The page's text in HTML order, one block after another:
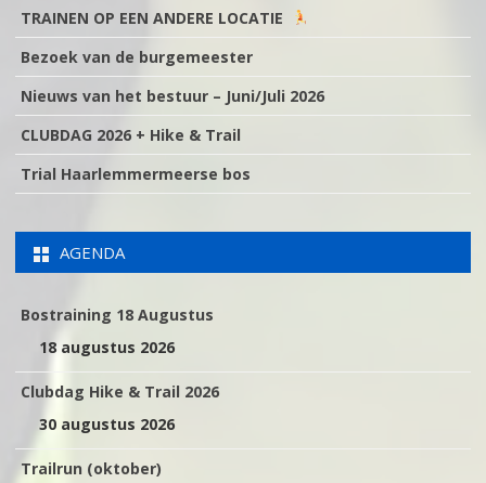
TRAINEN OP EEN ANDERE LOCATIE
Bezoek van de burgemeester
Nieuws van het bestuur – Juni/Juli 2026
CLUBDAG 2026 + Hike & Trail
Trial Haarlemmermeerse bos
AGENDA
Bostraining 18 Augustus
18 augustus 2026
Clubdag Hike & Trail 2026
30 augustus 2026
Trailrun (oktober)